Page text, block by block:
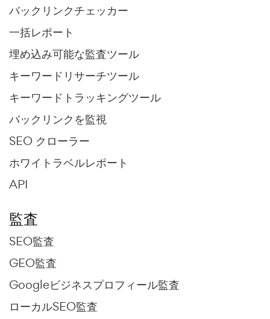
バックリンクチェッカー
一括レポート
埋め込み可能な監査ツール
キーワードリサーチツール
キーワードトラッキングツール
バックリンクを監視
SEO クローラー
ホワイトラベルレポート
API
監査
SEO監査
GEO監査
Googleビジネスプロフィール監査
ローカルSEO監査